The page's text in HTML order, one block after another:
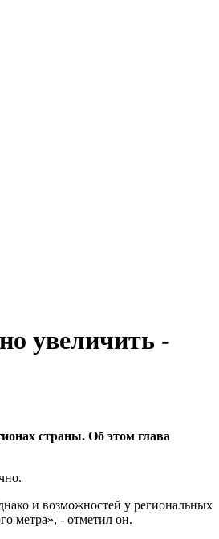
увеличить -
страны. Об этом глава
и возможностей у региональных
метра», - отметил он.